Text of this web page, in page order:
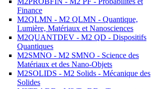
Finance
M2QLMN - M2 QLMN - Quantique,
Lumière, Matériaux et Nanosciences
M2QUANTDEV - M2 QD - Dispositifs
Quantiques
M2SMNO - M2 SMNO - Science des
Matériaux et des Nano-Objets
M2SOLIDS - M2 Solids - Mécanique des
Solides